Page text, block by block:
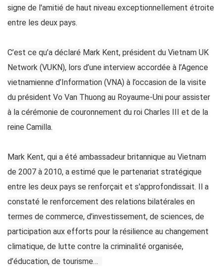
signe de l'amitié de haut niveau exceptionnellement étroite
entre les deux pays.
C’est ce qu’a déclaré Mark Kent, président du Vietnam UK
Network (VUKN), lors d’une interview accordée à l’Agence
vietnamienne d’Information (VNA) à l’occasion de la visite
du président Vo Van Thuong au Royaume-Uni pour assister
à la cérémonie de couronnement du roi Charles III et de la
reine Camilla.
Mark Kent, qui a été ambassadeur britannique au Vietnam
de 2007 à 2010, a estimé que le partenariat stratégique
entre les deux pays se renforçait et s'approfondissait. Il a
constaté le renforcement des relations bilatérales en
termes de commerce, d’investissement, de sciences, de
participation aux efforts pour la résilience au changement
climatique, de lutte contre la criminalité organisée,
d’éducation, de tourisme…